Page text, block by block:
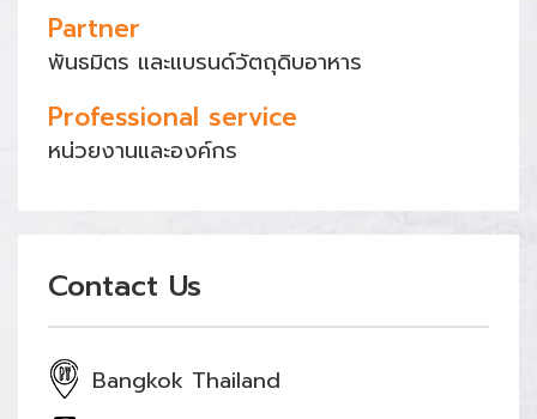
Partner
พันธมิตร และแบรนด์วัตถุดิบอาหาร
Professional service
หน่วยงานและองค์กร
Contact Us
Bangkok Thailand